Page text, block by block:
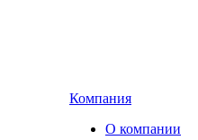
Компания
О компании